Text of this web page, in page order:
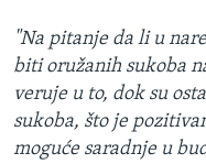
"Na pitanje da li u
biti oružanih sukoba
veruje u to, dok su
sukoba, što je
moguće saradnje u